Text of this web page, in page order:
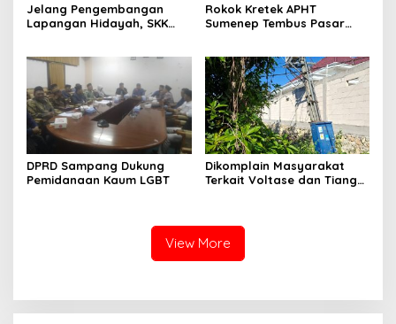
Jelang Pengembangan
Lapangan Hidayah, SKK
Nelayan Sampang
Rokok Kretek APHT
Sumenep Tembus Pasar
DPRD Sampang Dukung
Pemidanaan Kaum LGBT
Dikomplain Masyarakat
Terkait Voltase dan Tiang
View More